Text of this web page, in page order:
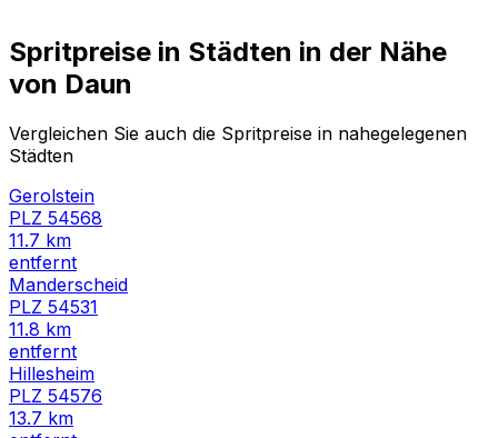
Spritpreise in Städten in der Nähe
von Daun
Vergleichen Sie auch die Spritpreise in nahegelegenen
Städten
Gerolstein
PLZ 54568
11.7 km
entfernt
Manderscheid
PLZ 54531
11.8 km
entfernt
Hillesheim
PLZ 54576
13.7 km